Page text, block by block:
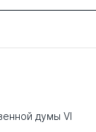
думы VI